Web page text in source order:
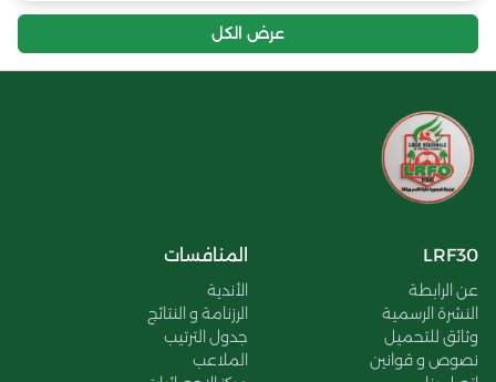
عرض الكل
LRF30
عن الرابطة
النشرة الرسمية
وثائق للتحميل
نصوص و قوانين
المنافسات
الأندية
الرزنامة و النتائج
جدول الترتيب
الملاعب